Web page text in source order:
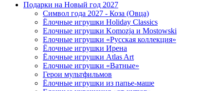
Подарки на Новый год 2027
Символ года 2027 - Коза (Овца)
Ёлочные игрушки Holiday Classics
Елочные игрушки Komozja и Mostowski
Елочные игрушки «Русская коллекция»
Ёлочные игрушки Ирена
Ёлочные игрушки Atlas Art
Елочные игрушки «Ватные»
Герои мультфильмов
Ёлочные игрушки из папье-маше